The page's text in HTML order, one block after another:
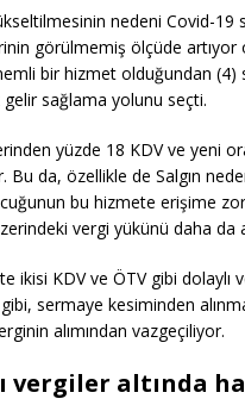
nedeni Covid-
görülmemiş ölçüde
bir hizmet olduğundan
sağlama yolunu seçti.
yüzde 18 KDV ve yeni
Bu da, özellikle de Salgın
bu hizmete erişime
vergi yükünü daha da
ikisi KDV ve ÖTV gibi dolaylı
sermaye kesiminden
alımından vazgeçiliyor.
vergiler altında